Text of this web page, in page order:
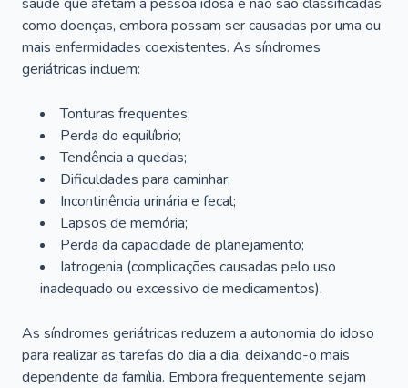
como doenças, embora possam ser causadas por uma ou
mais enfermidades coexistentes. As síndromes
geriátricas incluem:
Tonturas frequentes;
Perda do equilíbrio;
Tendência a quedas;
Dificuldades para caminhar;
Incontinência urinária e fecal;
Lapsos de memória;
Perda da capacidade de planejamento;
Iatrogenia (complicações causadas pelo uso
inadequado ou excessivo de medicamentos).
As síndromes geriátricas reduzem a autonomia do idoso
para realizar as tarefas do dia a dia, deixando-o mais
dependente da família. Embora frequentemente sejam